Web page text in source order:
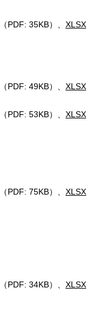
（PDF: 35KB）、 XLSX
（PDF: 49KB）、 XLSX
（PDF: 53KB）、 XLSX
（PDF: 75KB）、 XLSX
（PDF: 34KB）、 XLSX